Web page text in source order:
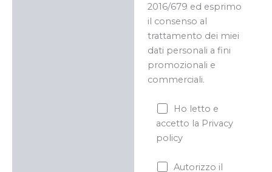
2016/679 ed esprimo
il consenso al
trattamento dei miei
dati personali a fini
promozionali e
commerciali.
Ho letto e
accetto la Privacy
policy
Autorizzo il